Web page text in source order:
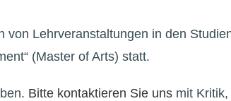
Lehrveranstaltungen in den
(Master of Arts) statt.
Bitte kontaktieren Sie uns mit